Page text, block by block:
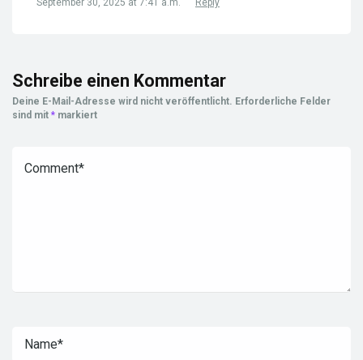
Schreibe einen Kommentar
Deine E-Mail-Adresse wird nicht veröffentlicht. Erforderliche Felder
sind mit * markiert